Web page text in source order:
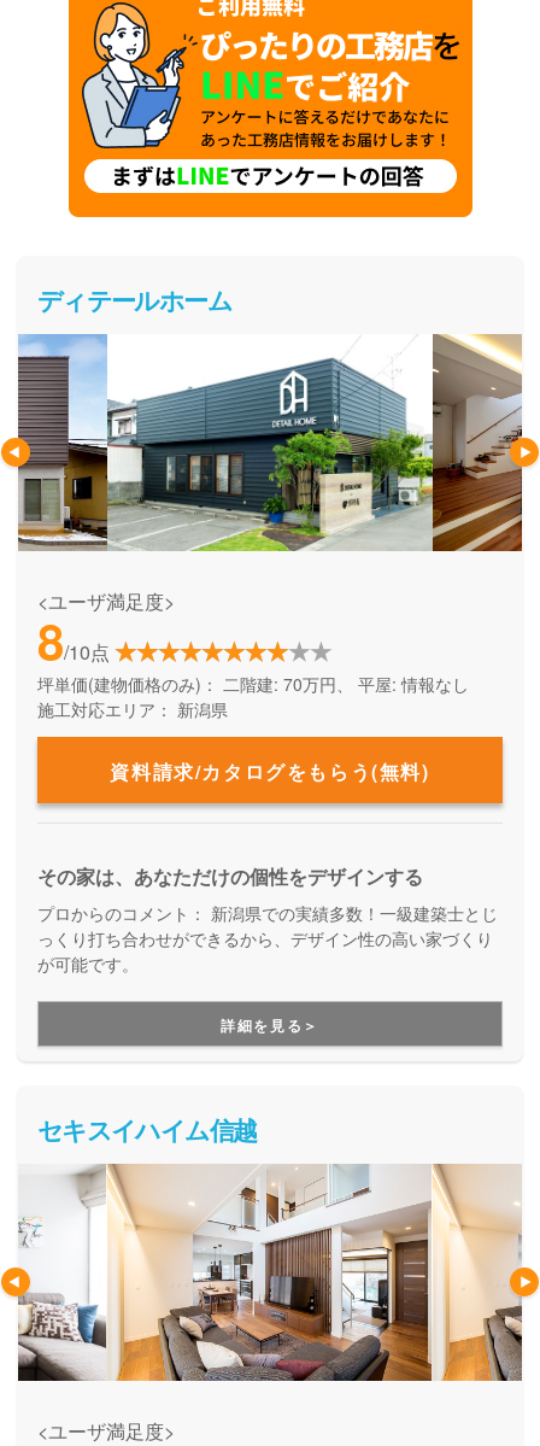
ディテールホーム
<ユーザ満足度>
8/10点
坪単価(建物価格のみ)： 二階建: 70万円、 平屋: 情報なし
施工対応エリア： 新潟県
資料請求/カタログをもらう(無料)
その家は、あなただけの個性をデザインする
プロからのコメント： 新潟県での実績多数！一級建築士とじ
っくり打ち合わせができるから、デザイン性の高い家づくり
が可能です。
詳細を見る＞
セキスイハイム信越
<ユーザ満足度>